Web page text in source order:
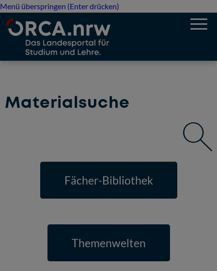
Menü überspringen (Enter drücken)
Materialsuche
Fächer-Bibliothek
Themenwelten